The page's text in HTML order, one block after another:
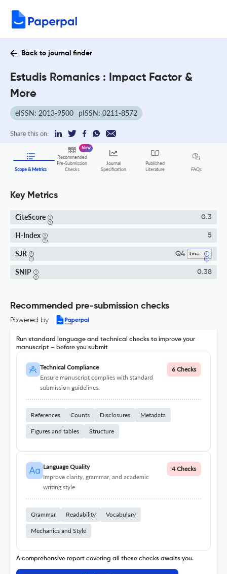
Back to journal finder
Estudis Romanics : Impact Factor &
More
eISSN: 2013-9500 pISSN: 0211-8572
Share this on:
Scope & Metrics
Recommended
Pre-Submission
Checks
New
Journal
Specification
Published
Literature
FAQs
Key Metrics
CiteScore 0.3
H-Index 5
SJR Q4 Linguistics And Language
SNIP 0.38
Recommended pre-submission checks
Powered by
Run standard language and technical checks to improve your
manuscript – before you submit
Technical Compliance
Ensure manuscript complies with standard
submission guidelines.
6 Checks
References Counts Disclosures Metadata
Figures and tables Structure
Language Quality
Improve clarity, grammar, and academic
writing style.
4 Checks
Grammar Readability Vocabulary
Mechanics and Style
A comprehensive report covering all these checks awaits you.